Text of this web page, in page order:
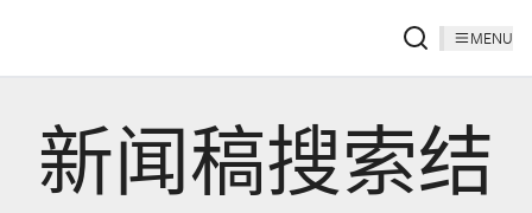
MENU
新闻稿搜索结